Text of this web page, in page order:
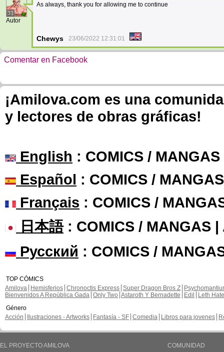
31
Autor
As always, thank you for allowing me to continue
Chewys 23/06/2022 12:31:01
Comentar en Facebook
¡Amilova.com es una
y lectores de obras gráficas!
English : COMICS /
Español : COMICS /
Français : COMICS /
日本語: COMICS / MANGAS |
Русский : COMICS /
TOP CÓMICS
Amilova
Hemisferios Chronoctis Express Super Dragon Bros Z
Bienvenidos A República Gada Only Two Astaroth Y Bernadette Edil
Leth Hate
Género
Acción
Ilustraciones - Artworks Fantasía - SF Comedia Libros para jovenes
EL PROYECTO AMILOVA
COMUNIDAD